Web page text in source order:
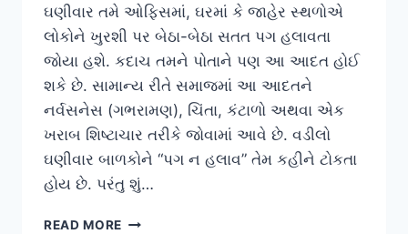
ઘણીવાર તમે ઓફિસમાં, ઘરમાં કે જાહેર સ્થળોએ
લોકોને ખુરશી પર બેઠા-બેઠા સતત પગ હલાવતા
જોયા હશે. કદાચ તમને પોતાને પણ આ આદત હોઈ
શકે છે. સામાન્ય રીતે સમાજમાં આ આદતને
નર્વસનેસ (ગભરામણ), ચિંતા, કંટાળો અથવા એક
ખરાબ શિષ્ટાચાર તરીકે જોવામાં આવે છે. વડીલો
ઘણીવાર બાળકોને “પગ ન હલાવ” તેમ કહીને ટોકતા
હોય છે. પરંતુ શું…
READ MORE બેઠા-